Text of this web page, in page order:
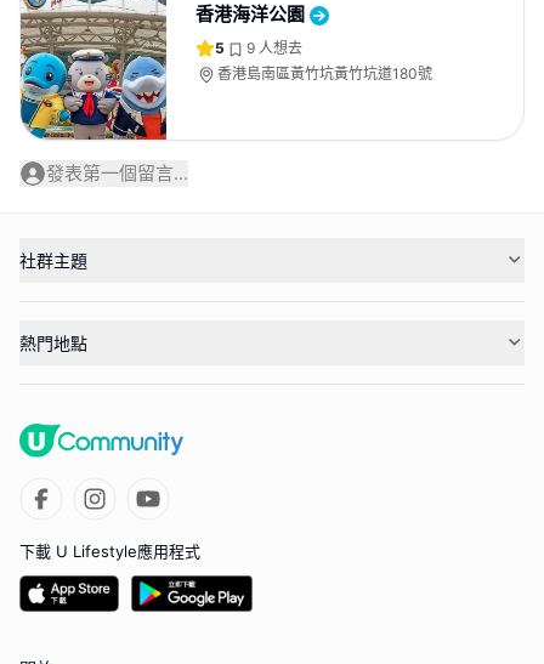
香港海洋公園
5 9 人想去
香港島南區黃竹坑黃竹坑道180號
發表第一個留言...
社群主題
熱門地點
下載 U Lifestyle應用程式